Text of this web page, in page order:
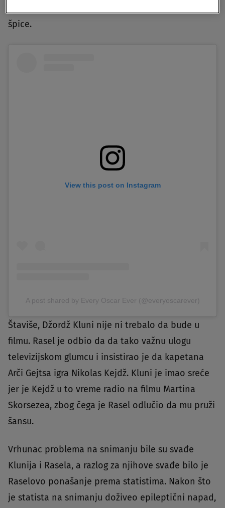
špice.
View this post on Instagram
A post shared by Every Oscar Ever (@everyoscarever)
Štaviše, Džordž Kluni nije ni trebalo da bude u
filmu. Rasel je odbio da da tako važnu ulogu
televizijskom glumcu i insistirao je da kapetana
Arči Gejtsa igra Nikolas Kejdž. Kluni je imao sreće
jer je Kejdž u to vreme radio na filmu Martina
Skorsezea, zbog čega je Rasel odlučio da mu pruži
šansu.
Vrhunac problema na snimanju bile su svađe
Klunija i Rasela, a razlog za njihove svađe bilo je
Raselovo ponašanje prema statistima. Nakon što
je statista na snimanju doživeo epileptični napad,